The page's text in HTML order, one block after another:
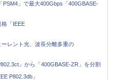
PSM4」で最大400Gbps「400GBASE-
「IEEE
レント光、波長分離多重の
」から「400GBASE-ZR」を分割
P802.3db」